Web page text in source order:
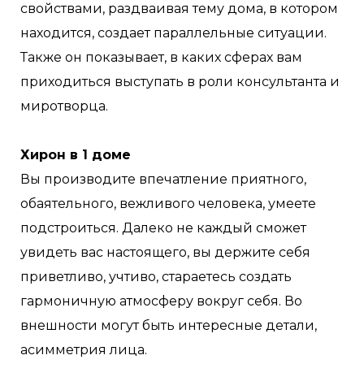
свойствами, раздваивая тему дома, в котором
находится, создает параллельные ситуации.
Также он показывает, в каких сферах вам
приходиться выступать в роли консультанта и
миротворца.
Хирон в 1 доме
Вы производите впечатление приятного,
обаятельного, вежливого человека, умеете
подстроиться. Далеко не каждый сможет
увидеть вас настоящего, вы держите себя
приветливо, учтиво, стараетесь создать
гармоничную атмосферу вокруг себя. Во
внешности могут быть интересные детали,
асимметрия лица.